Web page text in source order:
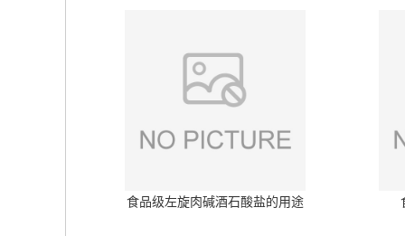
食品级左旋肉碱酒石酸盐的用途